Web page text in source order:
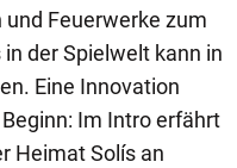
Feuerwerke zum
der Spielwelt kann in
Eine Innovation
Im Intro erfährt
Heimat Solís an